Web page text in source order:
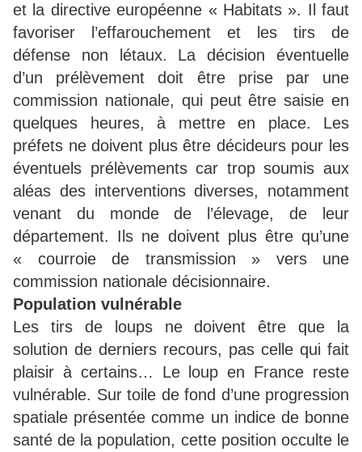
et la directive européenne « Habitats ». Il faut
favoriser l’effarouchement et les tirs de
défense non létaux. La décision éventuelle
d’un prélèvement doit être prise par une
commission nationale, qui peut être saisie en
quelques heures, à mettre en place. Les
préfets ne doivent plus être décideurs pour les
éventuels prélèvements car trop soumis aux
aléas des interventions diverses, notamment
venant du monde de l’élevage, de leur
département. Ils ne doivent plus être qu’une
« courroie de transmission » vers une
commission nationale décisionnaire.
Population vulnérable
Les tirs de loups ne doivent être que la
solution de derniers recours, pas celle qui fait
plaisir à certains… Le loup en France reste
vulnérable. Sur toile de fond d’une progression
spatiale présentée comme un indice de bonne
santé de la population, cette position occulte le